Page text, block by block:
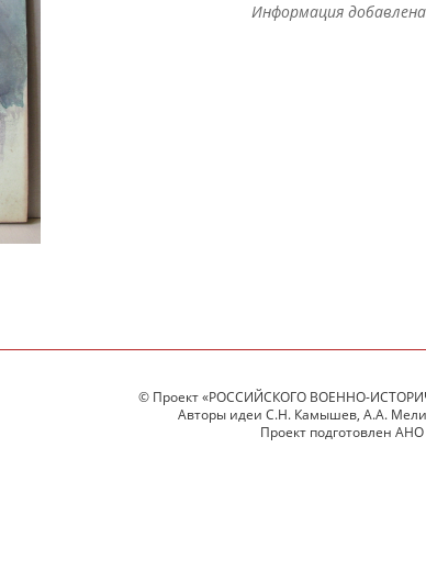
Информация
© Проект «РОССИЙСКОГО ВОЕННО-
Авторы идеи С.Н. Камышев, А.А.
Проект подготовлен